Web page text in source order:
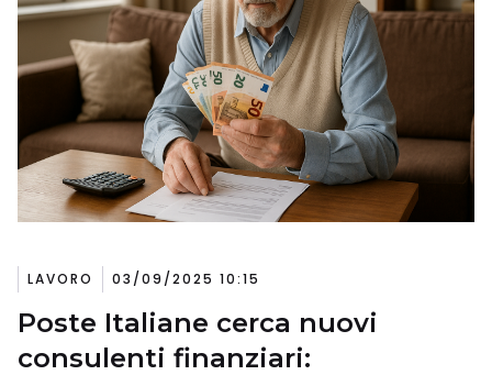
LAVORO 03/09/2025 10:15
Poste Italiane cerca nuovi
consulenti finanziari: